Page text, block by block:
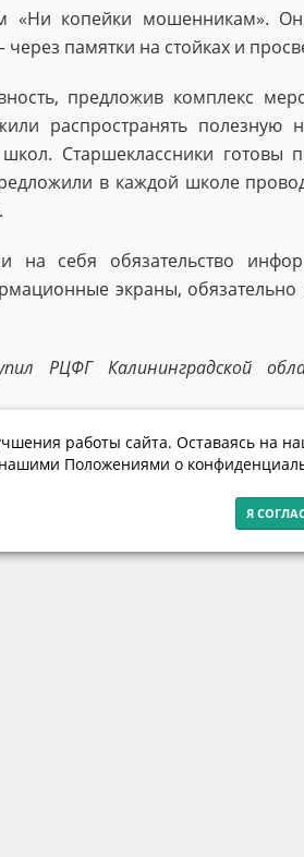
«Ни копейки мошенникам».
памятки на стойках и
предложив комплекс
распространять
Старшеклассники
в каждой школе
на себя обязательство
экраны,
РЦФГ Калининградской
работы сайта. Оставаясь на
Положениями о
Я